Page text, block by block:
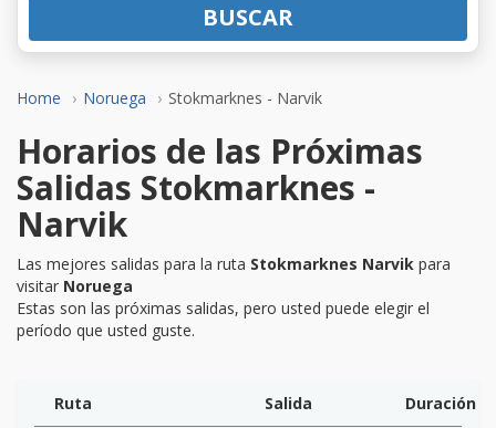
Home Noruega Stokmarknes - Narvik
BUSCAR
Horarios de las Próximas
Salidas Stokmarknes -
Narvik
Las mejores salidas para la ruta Stokmarknes Narvik para
visitar Noruega
Estas son las próximas salidas, pero usted puede elegir el
período que usted guste.
Ruta Salida
Duración